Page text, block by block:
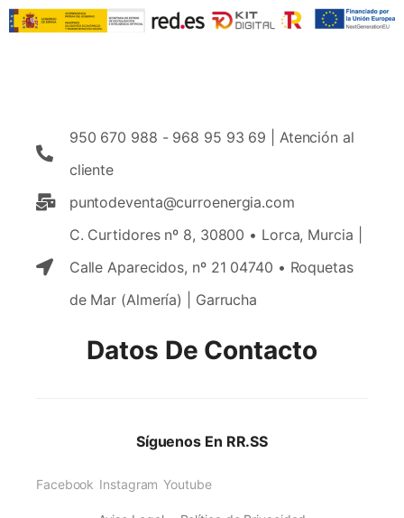
Datos De Contacto
950 670 988 - 968 95 93 69 | Atención al
cliente
puntodeventa@curroenergia.com
C. Curtidores nº 8, 30800 • Lorca, Murcia |
Calle Aparecidos, nº 21 04740 • Roquetas
de Mar (Almería) | Garrucha
Síguenos En RR.SS
Facebook Instagram Youtube